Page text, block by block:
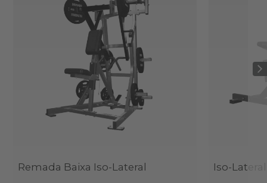
Remada Baixa Iso-Lateral Iso-